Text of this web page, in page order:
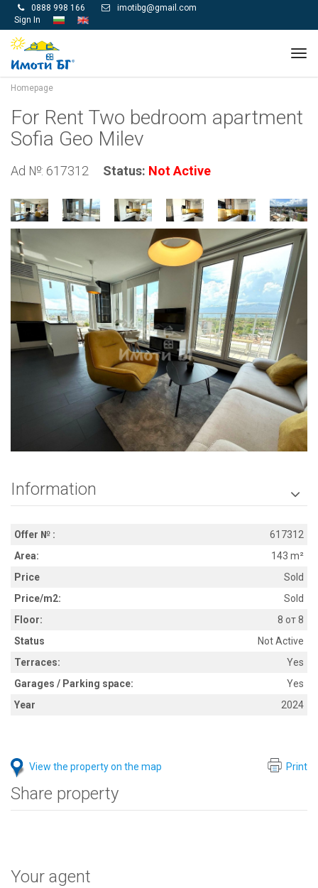
 0888 998 166 
imotibg@gmail.com
Sign In
Homepage
For Rent Two bedroom apartment
Sofia Geo Milev
Ad №: 617312 Status: Not Active
Information 
Offer № :
617312
Area:
143 m²
Price
Sold
Price/m2:
Sold
Floor:
8 от 8
Status
Not Active
Terraces:
Yes
Garages / Parking space:
Yes
Year
2024
View the property on the map Print
Share property
Your agent